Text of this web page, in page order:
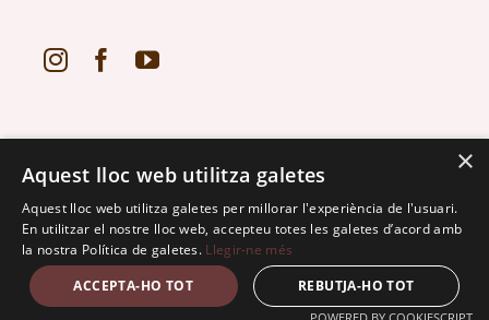
2024 ·2026 · Debosc · Powered by
Política de privacitat
Avís Legal i condicions d’ús
•
Política de Cookies
×
Aquest lloc web utilitza galetes
Aquest lloc web utilitza galetes per millorar l'experiència de l'usuari.
En utilitzar el nostre lloc web, accepteu totes les galetes d’acord amb
la nostra Política de galetes. Llegir-ne més
ACCEPTA-HO TOT
REBUTJA-HO TOT